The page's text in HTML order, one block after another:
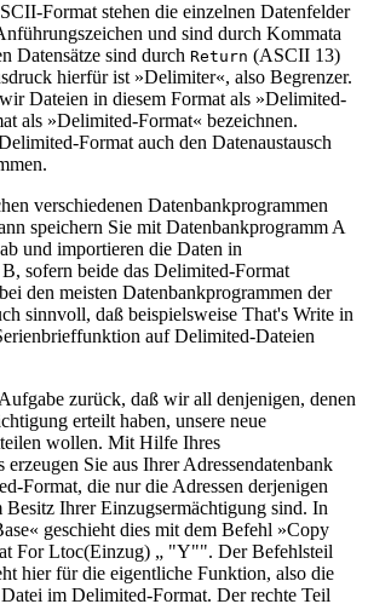
Format stehen die einzelnen Datenfelder
und sind durch Kommata
Datensätze sind durch Return (ASCII 13)
hierfür ist »Delimiter«, also Begrenzer.
Dateien in diesem Format als »Delimited-
als »Delimited-Format« bezeichnen.
Format auch den Datenaustausch
verschiedenen Datenbankprogrammen
speichern Sie mit Datenbankprogramm A
und importieren die Daten in
sofern beide das Delimited-Format
den meisten Datenbankprogrammen der
sinnvoll, daß beispielsweise That's Write in
auf Delimited-Dateien
zurück, daß wir all denjenigen, denen
erteilt haben, unsere neue
wollen. Mit Hilfe Ihres
Sie aus Ihrer Adressendatenbank
Format, die nur die Adressen derjenigen
Ihrer Einzugsermächtigung sind. In
geschieht dies mit dem Befehl »Copy
For Ltoc(Einzug) „ "Y"". Der Befehlsteil
hier für die eigentliche Funktion, also die
im Delimited-Format. Der rechte Teil